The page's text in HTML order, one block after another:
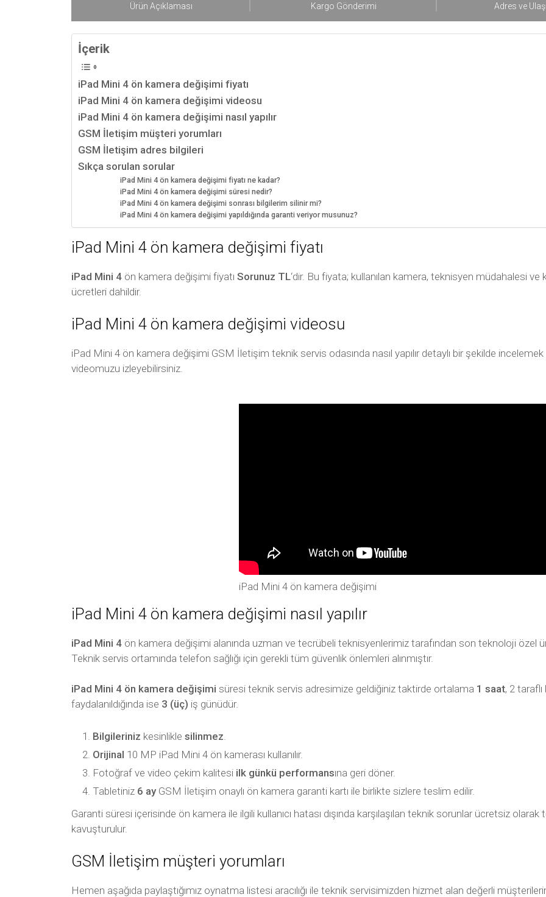
Ürün Açıklaması Kargo Gönderimi Adres ve
İçerik
iPad Mini 4 ön kamera değişimi fiyatı
iPad Mini 4 ön kamera değişimi videosu
iPad Mini 4 ön kamera değişimi nasıl yapılır
GSM İletişim müşteri yorumları
GSM İletişim adres bilgileri
Sıkça sorulan sorular
iPad Mini 4 ön kamera değişimi fiyatı ne kadar?
iPad Mini 4 ön kamera değişimi süresi nedir?
iPad Mini 4 ön kamera değişimi sonrası bilgilerim silinir mi?
iPad Mini 4 ön kamera değişimi yapıldığında garanti veriyor musunuz?
iPad Mini 4 ön kamera değişimi fiyatı
iPad Mini 4 ön kamera değişimi fiyatı Sorunuz TL‘dir. Bu fiyata; kullanılan kamera, teknisyen müdahalesi ve
ücretleri dahildir.
iPad Mini 4 ön kamera değişimi videosu
iPad Mini 4 ön kamera değişimi GSM İletişim teknik servis odasında nasıl yapılır detaylı bir şekilde
videomuzu izleyebilirsiniz.
iPad Mini 4 ön kamera değişimi
iPad Mini 4 ön kamera değişimi nasıl yapılır
iPad Mini 4 ön kamera değişimi alanında uzman ve tecrübeli teknisyenlerimiz tarafından son teknoloji özel
Teknik servis ortamında telefon sağlığı için gerekli tüm güvenlik önlemleri alınmıştır.
iPad Mini 4 ön kamera değişimi süresi teknik servis adresimize geldiğiniz taktirde ortalama 1 saat, 2
faydalanıldığında ise 3 (üç) iş günüdür.
Bilgileriniz kesinlikle silinmez.
Orijinal 10 MP iPad Mini 4 ön kamerası kullanılır.
Fotoğraf ve video çekim kalitesi ilk günkü performansına geri döner.
Tabletiniz 6 ayGSM İletişim onaylı ön kamera garanti kartı ile birlikte sizlere teslim edilir.
Garanti süresi içerisinde ön kamera ile ilgili kullanıcı hatası dışında karşılaşılan teknik sorunlar ücretsiz
kavuşturulur.
GSM İletişim müşteri yorumları
Hemen aşağıda paylaştığımız oynatma listesi aracılığı ile teknik servisimizden hizmet alan değerli